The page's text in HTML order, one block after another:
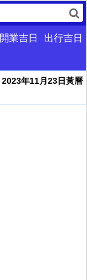
開業吉日
出行吉日
2023年11月23日黃曆